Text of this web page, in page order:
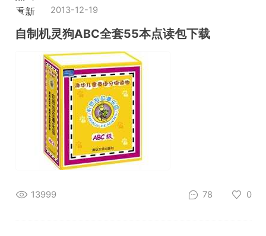
重新
加载
2013-12-19
自制机灵狗ABC全套55本点读包下载
13999 78 0